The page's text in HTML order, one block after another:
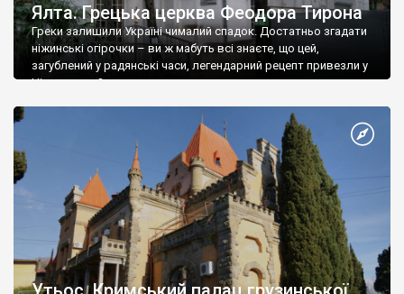
Ялта. Грецька церква Феодора Тирона
Греки залишили Україні чималий спадок. Достатньо згадати
ніжинські огірочки – ви ж мабуть всі знаєте, що цей,
загублений у радянські часи, легендарний рецепт привезли у
Ніжин греки?